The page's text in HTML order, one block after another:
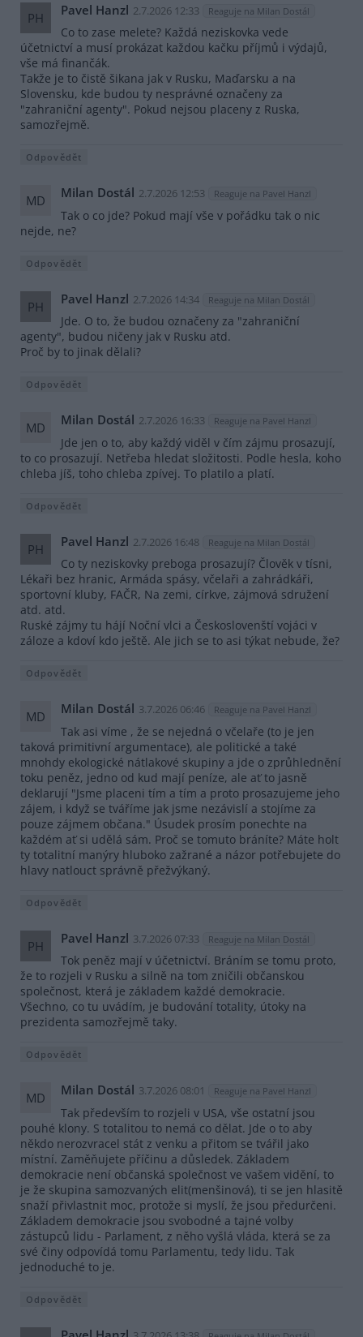
PH Pavel Hanzl 2.7.2026 12:33 Reaguje na Milan Dostál
Co to zase melete? Každá neziskovka vede
účetnictví a musí prokázat každou kačku příjmů i výdajů,
vše má finančák.
Takže je to čistě šikana jak v Rusku, Maďarsku a na
Slovensku, kde budou ty nesprávné označeny za
"zahraniční agenty". Pokud nejsou placeny z Ruska,
samozřejmě.
Odpovědět
MD Milan Dostál 2.7.2026 12:53 Reaguje na Pavel Hanzl
Tak o co jde? Pokud mají vše v pořádku tak o nic
nejde, ne?
Odpovědět
PH Pavel Hanzl 2.7.2026 14:34 Reaguje na Milan Dostál
Jde. O to, že budou označeny za "zahraniční
agenty", budou ničeny jak v Rusku atd.
Proč by to jinak dělali?
Odpovědět
MD Milan Dostál 2.7.2026 16:33 Reaguje na Pavel Hanzl
Jde jen o to, aby každý viděl v čím zájmu prosazují,
to co prosazují. Netřeba hledat složitosti. Podle hesla, koho
chleba jíš, toho chleba zpívej. To platilo a platí.
Odpovědět
PH Pavel Hanzl 2.7.2026 16:48 Reaguje na Milan Dostál
Co ty neziskovky preboga prosazují? Člověk v tísni,
Lékaři bez hranic, Armáda spásy, včelaři a zahrádkáři,
sportovní kluby, FAČR, Na zemi, církve, zájmová sdružení
atd. atd.
Ruské zájmy tu hájí Noční vlci a Českoslovenští vojáci v
záloze a kdoví kdo ještě. Ale jich se to asi týkat nebude, že?
Odpovědět
MD Milan Dostál 3.7.2026 06:46 Reaguje na Pavel Hanzl
Tak asi víme , že se nejedná o včelaře (to je jen
taková primitivní argumentace), ale politické a také
mnohdy ekologické nátlakové skupiny a jde o zprůhlednění
toku peněz, jedno od kud mají peníze, ale ať to jasně
deklarují "Jsme placeni tím a tím a proto prosazujeme jeho
zájem, i když se tváříme jak jsme nezávislí a stojíme za
pouze zájmem občana." Úsudek prosím ponechte na
každém ať si udělá sám. Proč se tomuto bráníte? Máte holt
ty totalitní manýry hluboko zažrané a názor potřebujete do
hlavy natlouct správně přežvýkaný.
Odpovědět
PH Pavel Hanzl 3.7.2026 07:33 Reaguje na Milan Dostál
Tok peněz mají v účetnictví. Bráním se tomu proto,
že to rozjeli v Rusku a silně na tom zničili občanskou
společnost, která je základem každé demokracie.
Všechno, co tu uvádím, je budování totality, útoky na
prezidenta samozřejmě taky.
Odpovědět
MD Milan Dostál 3.7.2026 08:01 Reaguje na Pavel Hanzl
Tak především to rozjeli v USA, vše ostatní jsou
pouhé klony. S totalitou to nemá co dělat. Jde o to aby
někdo nerozvracel stát z venku a přitom se tvářil jako
místní. Zaměňujete příčinu a důsledek. Základem
demokracie není občanská společnost ve vašem vidění, to
je že skupina samozvaných elit(menšinová), ti se jen hlasitě
snaží přivlastnit moc, protože si myslí, že jsou předurčeni.
Základem demokracie jsou svobodné a tajné volby
zástupců lidu - Parlament, z něho vyšlá vláda, která se za
své činy odpovídá tomu Parlamentu, tedy lidu. Tak
jednoduché to je.
Odpovědět